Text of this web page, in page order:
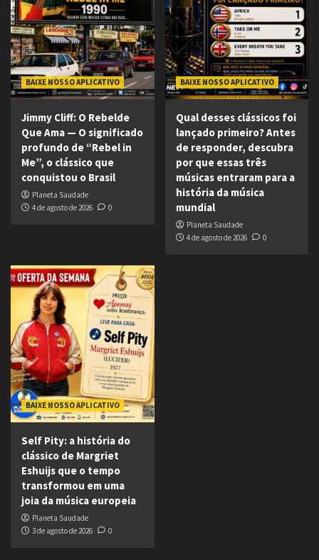
BAIXE NOSSO APLICATIVO
Jimmy Cliff: O Rebelde
Que Ama — O significado
profundo de “Rebel in
Me”, o clássico que
conquistou o Brasil
Planeta Saudade
4 de agosto de 2026
0
BAIXE NOSSO APLICATIVO
Qual desses clássicos foi
lançado primeiro? Antes
de responder, descubra
por que essas três
músicas entraram para a
história da música
mundial
Planeta Saudade
4 de agosto de 2026
0
BAIXE NOSSO APLICATIVO
Self Pity: a história do
clássico de Margriet
Eshuijs que o tempo
transformou em uma
joia da música europeia
Planeta Saudade
3 de agosto de 2026
0